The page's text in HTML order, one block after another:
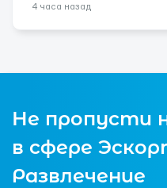
4 часа назад
Не пропусти
в сфере
Развлечение